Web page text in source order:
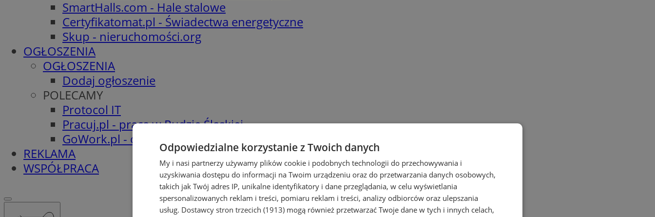
SmartHalls.com - Hale stalowe
Certyfikatomat.pl - Świadectwa energetyczne
Skup - nieruchomości.org
OGŁOSZENIA
OGŁOSZENIA
Dodaj ogłoszenie
POLECAMY
Protocol IT
Pracuj.pl - praca w Rudzie Śląskiej
GoWork.pl - oferty pracy
REKLAMA
WSPÓŁPRACA
Odpowiedzialne korzystanie z Twoich danych
My i nasi partnerzy używamy plików cookie i podobnych technologii do przechowywania i
uzyskiwania dostępu do informacji na Twoim urządzeniu oraz do przetwarzania danych osobowych,
takich jak Twój adres IP, unikalne identyfikatory i dane przeglądania, w celu wyświetlania
spersonalizowanych reklam i treści, pomiaru reklam i treści, analizy odbiorców oraz ulepszania
usług. Dostawcy stron trzecich (1913) mogą również przetwarzać Twoje dane w tych i innych celach,